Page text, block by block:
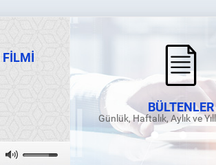
FİLMİ
BÜLTENLER
Günlük, Haftalık, Aylık ve